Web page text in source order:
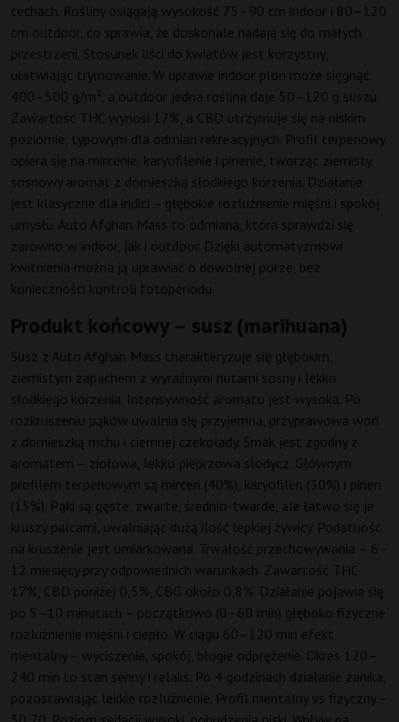
cechach. Rośliny osiągają wysokość 75–90 cm indoor i 80–120
cm outdoor, co sprawia, że doskonale nadają się do małych
przestrzeni. Stosunek liści do kwiatów jest korzystny,
ułatwiając trymowanie. W uprawie indoor plon może sięgnąć
400–500 g/m², a outdoor jedna roślina daje 50–120 g suszu.
Zawartość THC wynosi 17%, a CBD utrzymuje się na niskim
poziomie, typowym dla odmian rekreacyjnych. Profil terpenowy
opiera się na mircenie, karyofilenie i pinenie, tworząc ziemisty,
sosnowy aromat z domieszką słodkiego korzenia. Działanie
jest klasyczne dla indici – głębokie rozluźnienie mięśni i spokój
umysłu. Auto Afghan Mass to odmiana, która sprawdzi się
zarówno w indoor, jak i outdoor. Dzięki automatyzmowi
kwitnienia można ją uprawiać o dowolnej porze, bez
konieczności kontroli fotoperiodu.
Produkt końcowy – susz (marihuana)
Susz z Auto Afghan Mass charakteryzuje się głębokim,
ziemistym zapachem z wyraźnymi nutami sosny i lekko
słodkiego korzenia. Intensywność aromatu jest wysoka. Po
rozkruszeniu pąków uwalnia się przyjemna, przyprawowa woń
z domieszką mchu i ciemnej czekolady. Smak jest zgodny z
aromatem – ziołowa, lekko pieprzowa słodycz. Głównym
profilem terpenowym są mircen (40%), karyofilen (30%) i pinen
(15%). Pąki są gęste, zwarte, średnio-twarde, ale łatwo się je
kruszy palcami, uwalniając dużą ilość lepkiej żywicy. Podatność
na kruszenie jest umiarkowana. Trwałość przechowywania – 6–
12 miesięcy przy odpowiednich warunkach. Zawartość THC
17%, CBD poniżej 0,5%, CBG około 0,8%. Działanie pojawia się
po 5–10 minutach – początkowo (0–60 min) głęboko fizyczne
rozluźnienie mięśni i ciepło. W ciągu 60–120 min efekt
mentalny – wyciszenie, spokój, błogie odprężenie. Okres 120–
240 min to stan senny i relaks. Po 4 godzinach działanie zanika,
pozostawiając lekkie rozluźnienie. Profil mentalny vs fizyczny –